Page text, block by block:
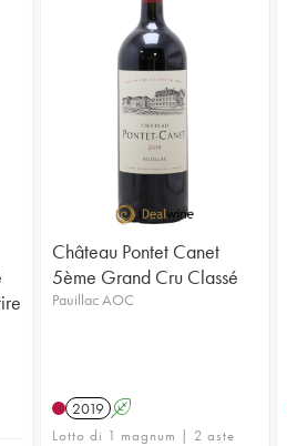
Château Pontet Canet
5ème Grand Cru Classé
Pauillac AOC
2019 A
Lotto di 1 magnum | 2 aste